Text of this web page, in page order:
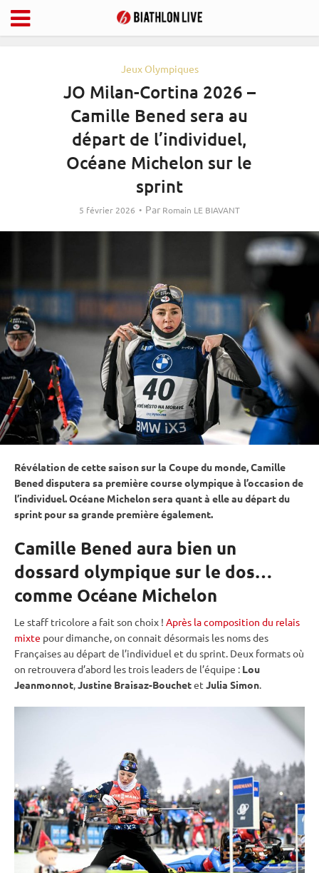
Jeux Olympiques
JO Milan-Cortina 2026 –
Camille Bened sera au
départ de l’individuel,
Océane Michelon sur le
sprint
5 février 2026 Par Romain LE BIAVANT
Révélation de cette saison sur la Coupe du monde, Camille
Bened disputera sa première course olympique à l’occasion de
l’individuel. Océane Michelon sera quant à elle au départ du
sprint pour sa grande première également.
Camille Bened aura bien un
dossard olympique sur le dos…
comme Océane Michelon
Le staff tricolore a fait son choix ! Après la composition du relais
mixte pour dimanche, on connait désormais les noms des
Françaises au départ de l’individuel et du sprint. Deux formats où
on retrouvera d’abord les trois leaders de l’équipe : Lou
Jeanmonnot,Justine Braisaz-Bouchetet Julia Simon.